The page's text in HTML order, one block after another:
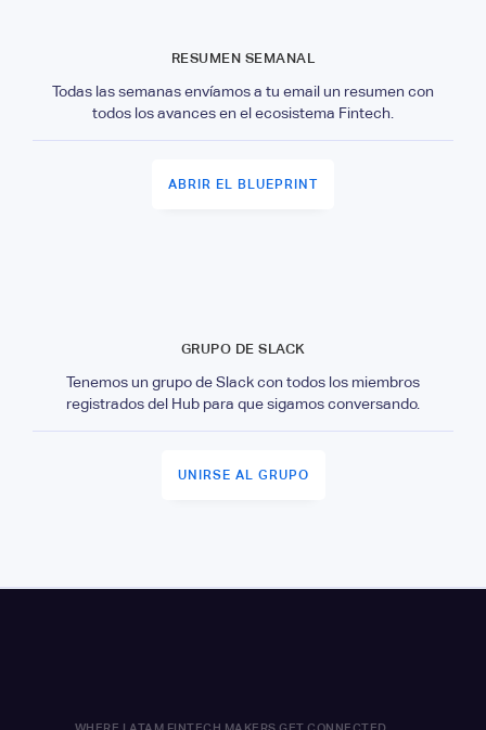
RESUMEN SEMANAL
Todas las semanas envíamos a tu email un resumen con
todos los avances en el ecosistema Fintech.
ABRIR EL BLUEPRINT
GRUPO DE SLACK
Tenemos un grupo de Slack con todos los miembros
registrados del Hub para que sigamos conversando.
UNIRSE AL GRUPO